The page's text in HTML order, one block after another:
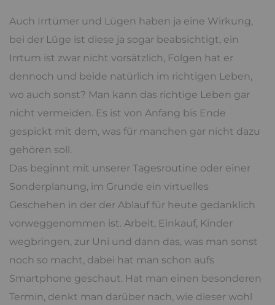
Auch Irrtümer und Lügen haben ja eine Wirkung,
bei der Lüge ist diese ja sogar beabsichtigt, ein
Irrtum ist zwar nicht vorsätzlich, Folgen hat er
dennoch und beide natürlich im richtigen Leben,
wo auch sonst? Man kann das richtige Leben gar
nicht vermeiden. Es ist von Anfang bis Ende
gespickt mit dem, was für manchen gar nicht dazu
gehören soll.
Das beginnt mit unserer Tagesroutine oder einer
Sonderplanung, im Grunde ein virtuelles
Geschehen in der der Ablauf für heute gedanklich
vorweggenommen ist. Arbeit, Einkauf, Kinder
wegbringen, zur Uni und dann das, was man sonst
noch so macht, dabei hat man schon aufs
Smartphone geschaut. Hat man einen besonderen
Termin, denkt man darüber nach, wie dieser wohl